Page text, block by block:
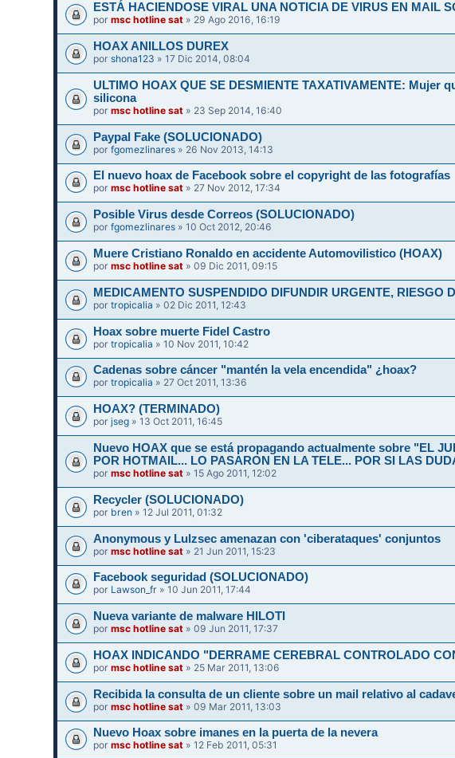
ESTÁ HACIENDOSE VIRAL UNA NOTICIA DE VIRUS EN MAIL
pormsc hotline sat » 29 Ago 2016, 16:19
HOAX ANILLOS DUREX
porshona123 » 17 Dic 2014, 08:04
ULTIMO HOAX QUE SE DESMIENTE TAXATIVAMENTE: Mujer
silicona
pormsc hotline sat » 23 Sep 2014, 16:40
Paypal Fake (SOLUCIONADO)
porfgomezlinares » 26 Nov 2013, 14:13
El nuevo hoax de Facebook sobre el copyright de las fotografías
pormsc hotline sat » 27 Nov 2012, 17:34
Posible Virus desde Correos (SOLUCIONADO)
porfgomezlinares » 10 Oct 2012, 20:46
Muere Cristiano Ronaldo en accidente Automovilistico (HOAX)
pormsc hotline sat » 09 Dic 2011, 09:15
portropicalia » 02 Dic 2011, 12:43
Hoax sobre muerte Fidel Castro
portropicalia » 10 Nov 2011, 10:42
Cadenas sobre cáncer "mantén la vela encendida" ¿hoax?
portropicalia » 27 Oct 2011, 13:36
HOAX? (TERMINADO)
porjseg » 13 Oct 2011, 16:45
Nuevo HOAX que se está propagando actualmente sobre "EL
POR HOTMAIL... LO PASARON EN LA TELE... POR SI LAS
pormsc hotline sat » 15 Ago 2011, 12:02
Recycler (SOLUCIONADO)
por bren » 12 Jul 2011, 01:32
Anonymous y Lulzsec amenazan con 'ciberataques' conjuntos
pormsc hotline sat » 21 Jun 2011, 15:23
Facebook seguridad (SOLUCIONADO)
por Lawson_fr » 10 Jun 2011, 17:44
Nueva variante de malware HILOTI
pormsc hotline sat » 09 Jun 2011, 17:37
HOAX INDICANDO "DERRAME CEREBRAL CONTROLADO
pormsc hotline sat » 25 Mar 2011, 13:06
Recibida la consulta de un cliente sobre un mail relativo al
pormsc hotline sat » 09 Mar 2011, 13:03
Nuevo Hoax sobre imanes en la puerta de la nevera
pormsc hotline sat » 12 Feb 2011, 05:31